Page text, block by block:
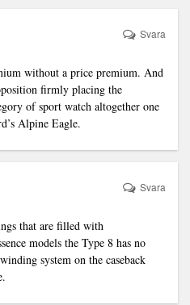
without a price premium. And
firmly placing the
of sport watch altogether one
Alpine Eagle.
Svara
that are filled with
models the Type 8 has no
winding system on the caseback
Svara